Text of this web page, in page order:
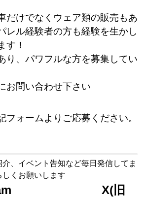
だけでなくウェア類の販売もあ
レル経験者の方も経験を生かし
す！
り、パワフルな方を募集してい
お問い合わせ下さい
フォームよりご応募ください。
、イベント告知など毎日発信してま
くお願いします
X(旧